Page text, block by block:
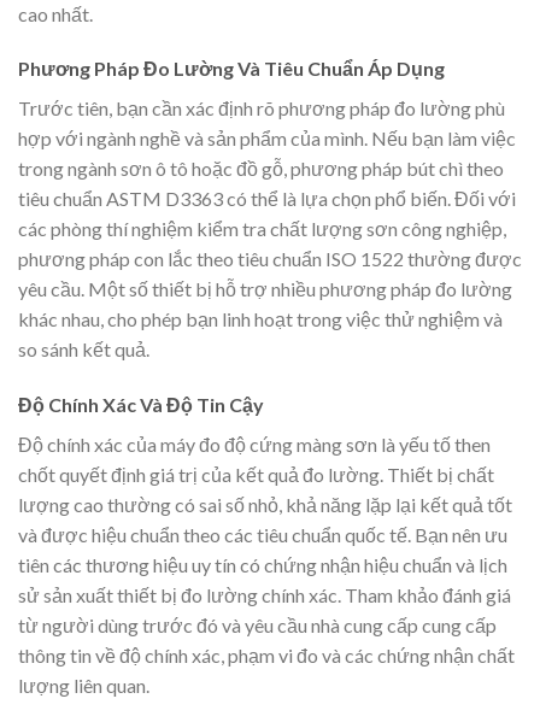
cao nhất.
Phương Pháp Đo Lường Và Tiêu Chuẩn Áp Dụng
Trước tiên, bạn cần xác định rõ phương pháp đo lường phù
hợp với ngành nghề và sản phẩm của mình. Nếu bạn làm việc
trong ngành sơn ô tô hoặc đồ gỗ, phương pháp bút chì theo
tiêu chuẩn ASTM D3363 có thể là lựa chọn phổ biến. Đối với
các phòng thí nghiệm kiểm tra chất lượng sơn công nghiệp,
phương pháp con lắc theo tiêu chuẩn ISO 1522 thường được
yêu cầu. Một số thiết bị hỗ trợ nhiều phương pháp đo lường
khác nhau, cho phép bạn linh hoạt trong việc thử nghiệm và
so sánh kết quả.
Độ Chính Xác Và Độ Tin Cậy
Độ chính xác của máy đo độ cứng màng sơn là yếu tố then
chốt quyết định giá trị của kết quả đo lường. Thiết bị chất
lượng cao thường có sai số nhỏ, khả năng lặp lại kết quả tốt
và được hiệu chuẩn theo các tiêu chuẩn quốc tế. Bạn nên ưu
tiên các thương hiệu uy tín có chứng nhận hiệu chuẩn và lịch
sử sản xuất thiết bị đo lường chính xác. Tham khảo đánh giá
từ người dùng trước đó và yêu cầu nhà cung cấp cung cấp
thông tin về độ chính xác, phạm vi đo và các chứng nhận chất
lượng liên quan.